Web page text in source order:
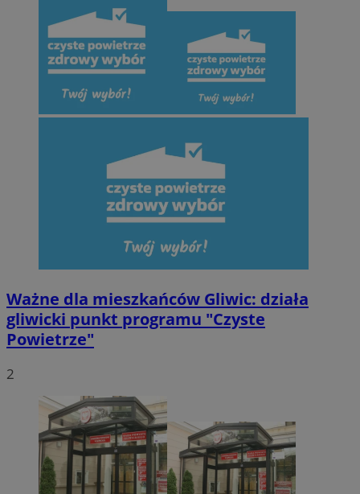
Ważne dla mieszkańców Gliwic: działa
gliwicki punkt programu "Czyste
Powietrze"
2